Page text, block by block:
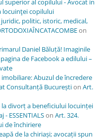
superior al copilului - Avocat in
locuinţei copilului
politic, istoric, medical,
on
Daniel Băluță! Imaginile
de Facebook a edilului –
Abuzul de încredere
Consultanță Bucureștion Art.
divorț a beneficiului locuinței
ESSENTIALSon Art. 324.
de închiriere
de la chiriași; avocații spun